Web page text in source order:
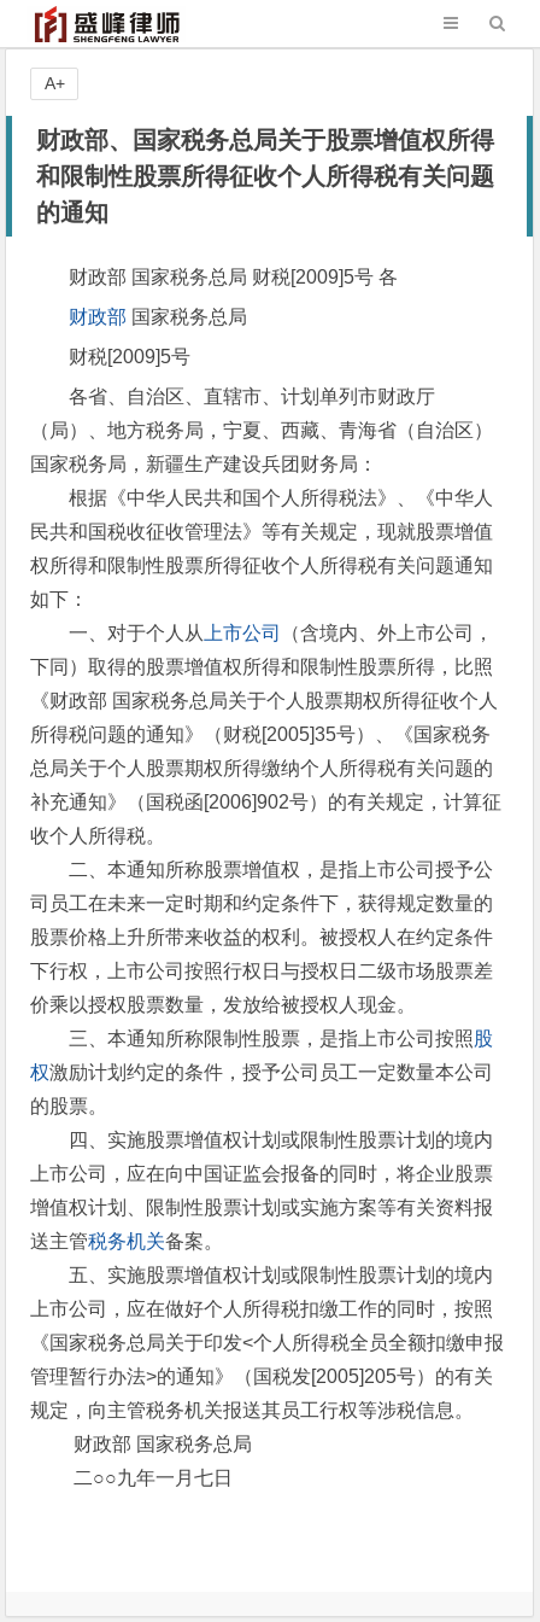
财政部、国家税务总局关于股票增值权所得
和限制性股票所得征收个人所得税有关问题
的通知
财政部 国家税务总局 财税[2009]5号 各
财政部 国家税务总局
财税[2009]5号
各省、自治区、直辖市、计划单列市财政厅
（局）、地方税务局，宁夏、西藏、青海省（自治区）
国家税务局，新疆生产建设兵团财务局：
根据《中华人民共和国个人所得税法》、《中华人
民共和国税收征收管理法》等有关规定，现就股票增值
权所得和限制性股票所得征收个人所得税有关问题通知
如下：
一、对于个人从 上市公司
（含境内、外上市公司，
下同）取得的股票增值权所得和限制性股票所得，比照
《财政部 国家税务总局关于个人股票期权所得征收个人
所得税问题的通知》（财税[2005]35号）、《国家税务
总局关于个人股票期权所得缴纳个人所得税有关问题的
补充通知》（国税函[2006]902号）的有关规定，计算征
收个人所得税。
二、本通知所称股票增值权，是指上市公司授予公
司员工在未来一定时期和约定条件下，获得规定数量的
股票价格上升所带来收益的权利。被授权人在约定条件
下行权，上市公司按照行权日与授权日二级市场股票差
价乘以授权股票数量，发放给被授权人现金。
三、本通知所称限制性股票，是指上市公司按照 股
权激励计划约定的条件，授予公司员工一定数量本公司
的股票。
四、实施股票增值权计划或限制性股票计划的境内
上市公司，应在向中国证监会报备的同时，将企业股票
增值权计划、限制性股票计划或实施方案等有关资料报
送主管税务机关备案。
五、实施股票增值权计划或限制性股票计划的境内
上市公司，应在做好个人所得税扣缴工作的同时，按照
《国家税务总局关于印发<个人所得税全员全额扣缴申报
管理暂行办法>的通知》（国税发[2005]205号）的有关
规定，向主管税务机关报送其员工行权等涉税信息。
财政部 国家税务总局
二○○九年一月七日
A+